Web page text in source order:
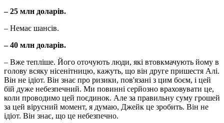
– 25 млн доларів.
– Немає шансів.
– 40 млн доларів.
– Вже тепліше. Його оточують люди, які втовкмачують йому в
голову всяку нісенітницю, кажуть, що він друге пришестя Алі.
Він не ідіот. Він знає про ризики, пов'язані з цим боєм, і цей
бій дуже небезпечний. Ми повинні серйозно враховувати це,
коли проводимо цей поєдинок. Але за правильну суму грошей
за цей вірусний момент, я думаю, Джейк це зробить. Він не
ідіот. Він знає, що це небезпечно.